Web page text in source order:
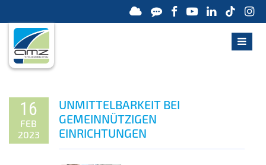
16
FEB
2023
UNMITTELBARKEIT BEI
GEMEINNÜTZIGEN
EINRICHTUNGEN